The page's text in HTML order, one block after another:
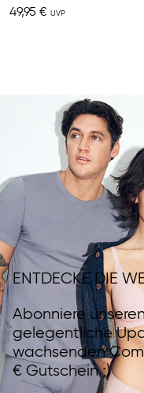
49,95 €
ENTDECKE DIE
Abonniere
gelegentliche
wachsenden
€ Gutschein ;)